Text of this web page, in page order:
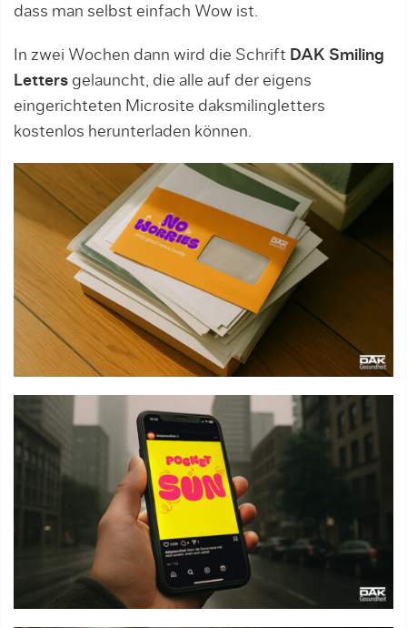
dass man selbst einfach Wow ist.
In zwei Wochen dann wird die Schrift DAK Smiling
Letters gelauncht, die alle auf der eigens
eingerichteten Microsite daksmilingletters
kostenlos herunterladen können.